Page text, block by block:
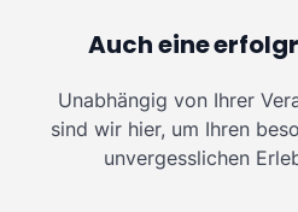
Auch eine
Unabhängig von Ihrer
sind wir hier, um Ihren
unvergesslichen